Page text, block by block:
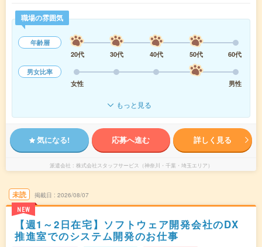
職場の雰囲気
年齢層
20代
30代 40代 50代
60代
男女比率
女性
男性
もっと見る
気になる! 応募へ進む 詳しく見る
派遣会社 株式会社スタッフサービス（神奈川・千葉・埼玉エリア）
未読
NEW
掲載日 2026/08/07
【週1～2日在宅】ソフトウェア開発会社のDX
推進室でのシステム開発のお仕事